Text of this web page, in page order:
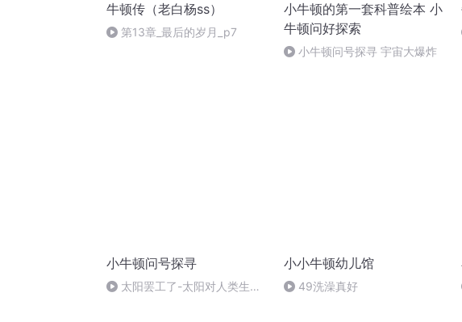
牛顿传（老白杨ss）
第13章_最后的岁月_p7
小牛顿的第一套科普绘本 小
牛顿问好探索
小牛顿问号探寻 宇宙大爆炸
小牛顿问号探寻
太阳罢工了-太阳对人类生活
小小牛顿幼儿馆
49洗澡真好